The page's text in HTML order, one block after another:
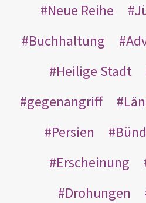
Neue Reihe
Buchhaltung
Heilige Stadt
gegenangriff
Persien
Erscheinung
Drohungen